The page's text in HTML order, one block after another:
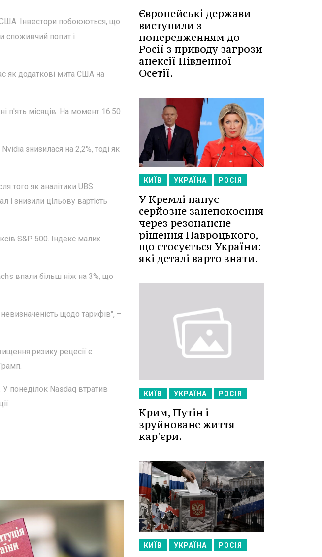
Інвестори побоюються, що
споживчий попит і
як додаткові мита США на
п'ять місяців. На момент 16:50
знизилася на 2,2%, тоді як
того як аналітики UBS
і знизили цільову вартість
S&P 500. Індекс малих
впали більш ніж на 3%, що
щодо тарифів", –
ризику рецесії є
понеділок Nasdaq втратив
Європейські держави
виступили з
попередженням до
Росії з приводу загрози
анексії Південної
Осетії.
КИЇВ УКРАЇНА РОСІЯ
У Кремлі панує
серйозне занепокоєння
через резонансне
рішення Навроцького,
що стосується України:
які деталі варто знати.
КИЇВ УКРАЇНА РОСІЯ
Крим, Путін і
зруйноване життя
кар'єри.
КИЇВ УКРАЇНА РОСІЯ